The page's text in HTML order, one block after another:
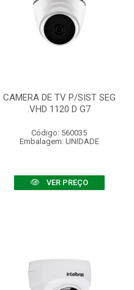
CAMERA DE TV P/SIST SEG
.VHD 1120 D G7
Código: 560035
Embalagem: UNIDADE
VER PREÇO